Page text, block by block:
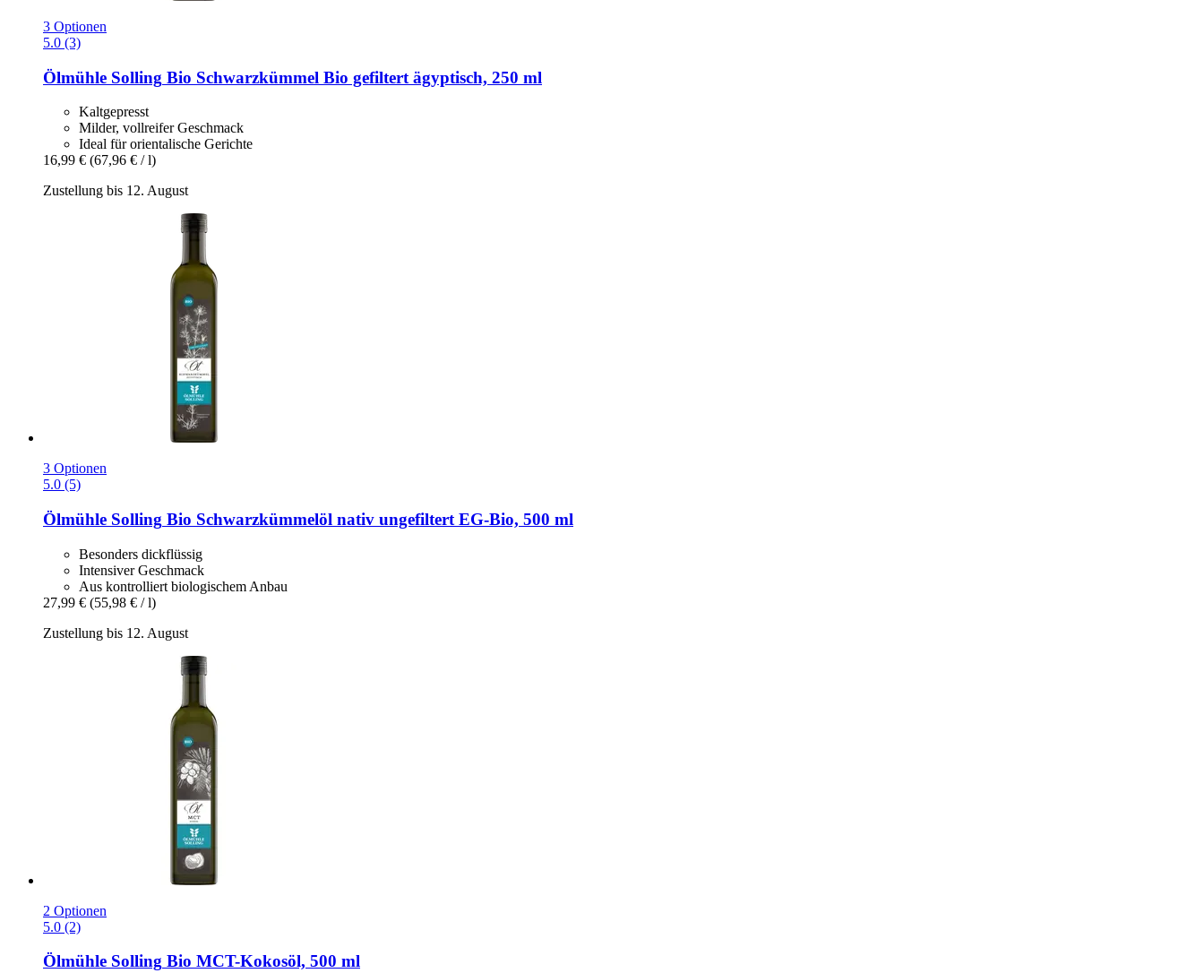
3 Optionen
5.0 (3)
Ölmühle Solling Bio Schwarzkümmel Bio gefiltert ägyptisch, 250 ml
Kaltgepresst
Milder, vollreifer Geschmack
Ideal für orientalische Gerichte
16,99 € (67,96 € / l)
Zustellung bis 12. August
3 Optionen
5.0 (5)
Ölmühle Solling Bio Schwarzkümmelöl nativ ungefiltert EG-​Bio, 500 ml
Besonders dickflüssig
Intensiver Geschmack
Aus kontrolliert biologischem Anbau
27,99 € (55,98 € / l)
Zustellung bis 12. August
2 Optionen
5.0 (2)
Ölmühle Solling Bio MCT-​Kokosöl, 500 ml